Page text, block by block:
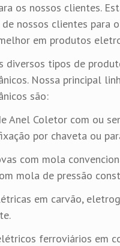
os nossos clientes.
nossos clientes para
em produtos
diversos tipos de
Nossa principal
são:
Anel Coletor com ou
por chaveta ou
com mola
mola de pressão
em carvão,
ferroviários em